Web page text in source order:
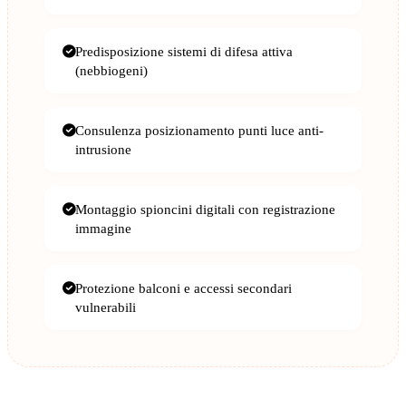
Predisposizione sistemi di difesa attiva
(nebbiogeni)
Consulenza posizionamento punti luce anti-
intrusione
Montaggio spioncini digitali con registrazione
immagine
Protezione balconi e accessi secondari
vulnerabili